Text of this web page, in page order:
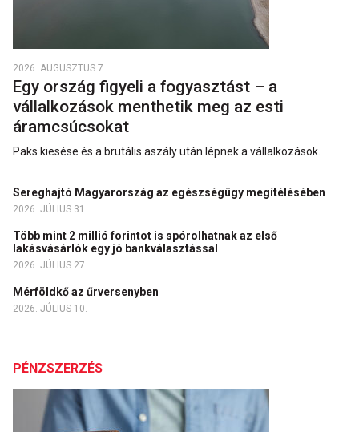
2026. AUGUSZTUS 7.
Egy ország figyeli a fogyasztást – a
vállalkozások menthetik meg az esti
áramcsúcsokat
Paks kiesése és a brutális aszály után lépnek a vállalkozások.
Sereghajtó Magyarország az egészségügy megítélésében
2026. JÚLIUS 31.
Több mint 2 millió forintot is spórolhatnak az első
lakásvásárlók egy jó bankválasztással
2026. JÚLIUS 27.
Mérföldkő az űrversenyben
2026. JÚLIUS 10.
PÉNZSZERZÉS